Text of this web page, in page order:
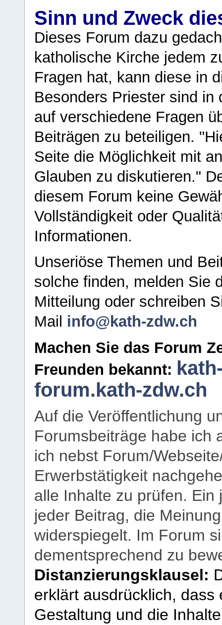
Sinn und Zweck
Dieses Forum dazu
katholische Kirche jedem
Fragen hat, kann diese in
Besonders Priester sind in
auf verschiedene Fragen
Beiträgen zu beteiligen.
Seite die Möglichkeit mit
Glauben zu diskutieren."
diesem Forum keine
Vollständigkeit oder
Informationen.
Unseriöse Themen und
solche finden, melden Sie
Mitteilung oder schreiben
Mail info@kath-zdw.ch
Machen Sie das Forum
Freunden bekannt:
forum.kath-zdw.ch
Auf die Veröffentlichung
Forumsbeiträge habe ich
ich nebst Forum/
Erwerbstätigkeit
alle Inhalte zu prüfen.
jeder Beitrag, die
widerspiegelt. Im Forum
dementsprechend zu
Distanzierungsklausel:
erklärt ausdrücklich,
Gestaltung und die